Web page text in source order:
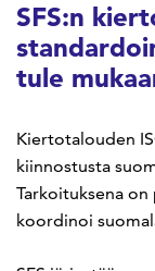
SFS:n
tule
Kiertotalouden
kiinnostusta
Tarkoituksena
koordinoi